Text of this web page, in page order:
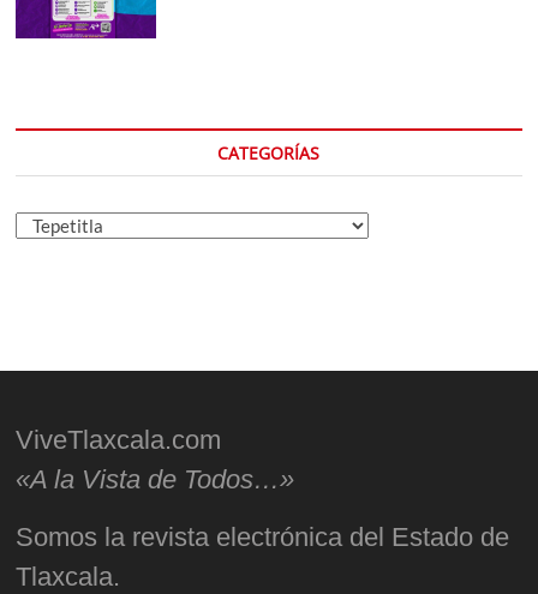
CATEGORÍAS
Categorías
ViveTlaxcala.com
«A la Vista de Todos…»
Somos la revista electrónica del Estado de
Tlaxcala.